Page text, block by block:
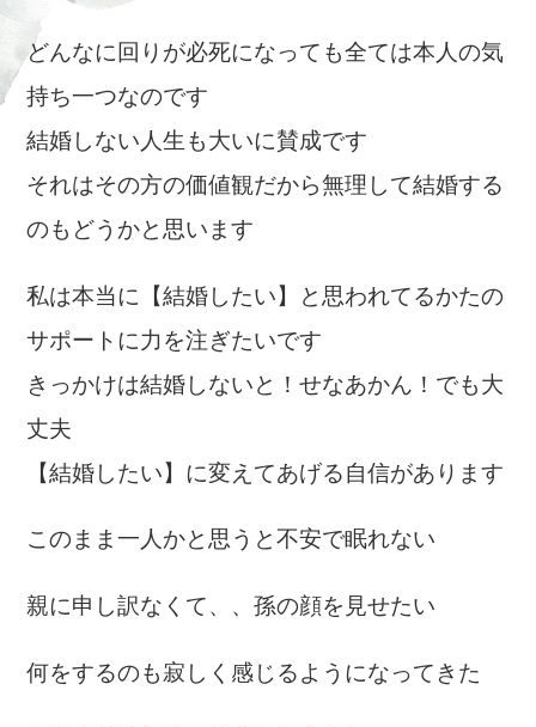
どんなに回りが必死になっても全ては本人の気
持ち一つなのです
結婚しない人生も大いに賛成です
それはその方の価値観だから無理して結婚する
のもどうかと思います
私は本当に【結婚したい】と思われてるかたの
サポートに力を注ぎたいです
きっかけは結婚しないと！せなあかん！でも大
丈夫
【結婚したい】に変えてあげる自信があります
このまま一人かと思うと不安で眠れない
親に申し訳なくて、、孫の顔を見せたい
何をするのも寂しく感じるようになってきた